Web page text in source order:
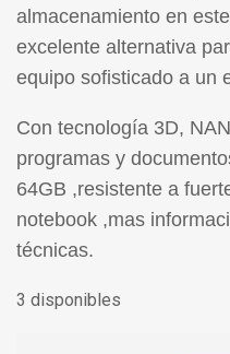
almacenamiento en
excelente alternativa
equipo sofisticado a un
Con tecnología 3D,
programas y
64GB ,resistente a
notebook ,mas
técnicas.
3 disponibles